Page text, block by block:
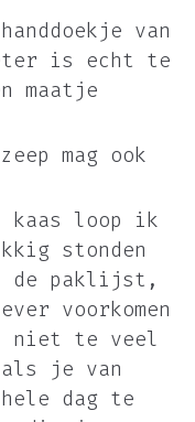
van
is echt te
maatje
mag ook
kaas loop ik
stonden
de paklijst,
voorkomen
niet te veel
je van
dag te